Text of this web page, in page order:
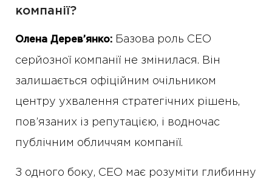
компанії?
Олена Дерев’янко: Базова роль CEO
серйозної компанії не змінилася. Він
залишається офіційним очільником
центру ухвалення стратегічних рішень,
пов’язаних із репутацією, і водночас
публічним обличчям компанії.
З одного боку, CEO має розуміти глибинну